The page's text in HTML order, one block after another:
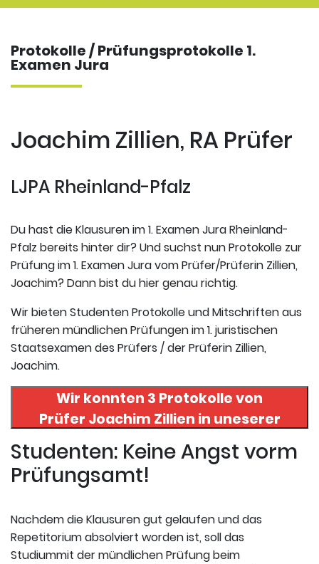
Protokolle / Prüfungsprotokolle 1.
Examen Jura
Joachim Zillien, RA Prüfer
LJPA Rheinland-Pfalz
Du hast die Klausuren im 1. Examen Jura Rheinland-
Pfalz bereits hinter dir? Und suchst nun Protokolle zur
Prüfung im 1. Examen Jura vom Prüfer/Prüferin Zillien,
Joachim? Dann bist du hier genau richtig.
Wir bieten Studenten Protokolle und Mitschriften aus
früheren mündlichen Prüfungen im 1. juristischen
Staatsexamen des Prüfers / der Prüferin Zillien,
Joachim.
Wir konnten 3 Protokolle von
Prüfer Joachim Zillien in uneserer
Datenbank finden. Hier
registrieren und die Protokolle
abrufen.
Studenten: Keine Angst vorm
Prüfungsamt!
Nachdem die Klausuren gut gelaufen und das
Repetitorium absolviert worden ist, soll das
Studiummit der mündlichen Prüfung beim